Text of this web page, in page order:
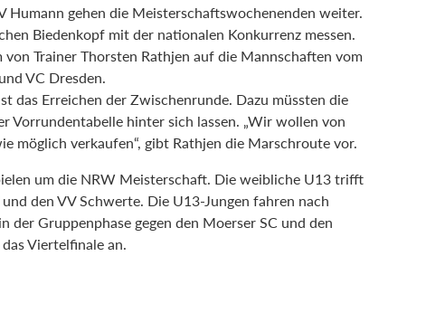
Humann gehen die Meisterschaftswochenenden weiter.
Biedenkopf mit der nationalen Konkurrenz messen.
Trainer Thorsten Rathjen auf die Mannschaften vom
VC Dresden.
das Erreichen der Zwischenrunde. Dazu müssten die
Vorrundentabelle hinter sich lassen. „Wir wollen von
möglich verkaufen“, gibt Rathjen die Marschroute vor.
um die NRW Meisterschaft. Die weibliche U13 trifft
den VV Schwerte. Die U13-Jungen fahren nach
Gruppenphase gegen den Moerser SC und den
Viertelfinale an.